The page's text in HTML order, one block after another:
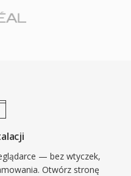
— bez wtyczek,
Otwórz stronę